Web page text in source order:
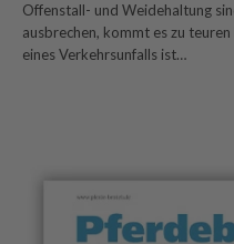
Offenstall- und Weidehaltung
ausbrechen, kommt es zu
eines Verkehrsunfalls ist…